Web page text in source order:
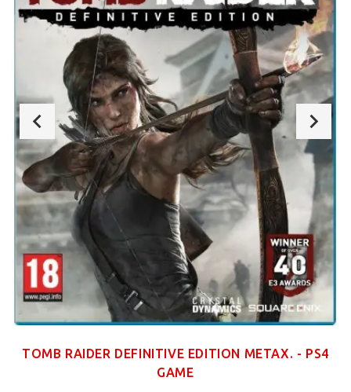
TOMB RAIDER DEFINITIVE EDITION ΜΕΤΑΧ. - PS4
GAME